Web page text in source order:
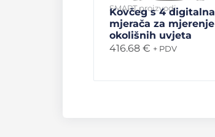
SMART proizvodi
Kovčeg s 4 digitalna
mjerača za mjerenje
okolišnih uvjeta
416.68 € + PDV